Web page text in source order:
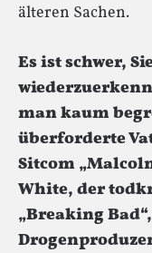
älteren Sachen.
Es ist schwer,
man kaum
überforderte
Sitcom
White, der
„Breaking